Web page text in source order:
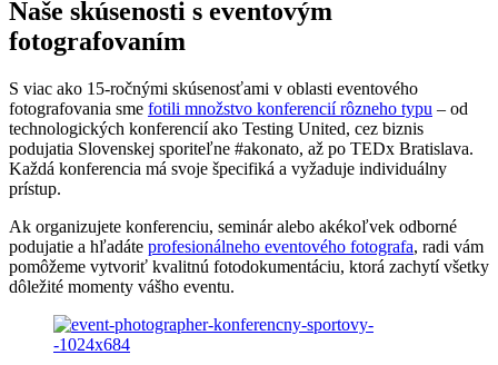
Naše skúsenosti s eventovým
fotografovaním
S viac ako 15-ročnými skúsenosťami v oblasti eventového
fotografovania sme fotili množstvo konferencií rôzneho typu – od
technologických konferencií ako Testing United, cez biznis
podujatia Slovenskej sporiteľne #akonato, až po TEDx Bratislava.
Každá konferencia má svoje špecifiká a vyžaduje individuálny
prístup.
Ak organizujete konferenciu, seminár alebo akékoľvek odborné
podujatie a hľadáte profesionálneho eventového fotografa, radi vám
pomôžeme vytvoriť kvalitnú fotodokumentáciu, ktorá zachytí všetky
dôležité momenty vášho eventu.